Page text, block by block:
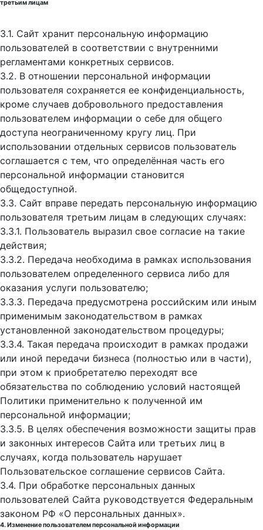
третьим лицам
3.1. Сайт хранит персональную информацию
пользователей в соответствии с внутренними
регламентами конкретных сервисов.
3.2. В отношении персональной информации
пользователя сохраняется ее конфиденциальность,
кроме случаев добровольного предоставления
пользователем информации о себе для общего
доступа неограниченному кругу лиц. При
использовании отдельных сервисов пользователь
соглашается с тем, что определённая часть его
персональной информации становится
общедоступной.
3.3. Сайт вправе передать персональную информацию
пользователя третьим лицам в следующих случаях:
3.3.1. Пользователь выразил свое согласие на такие
действия;
3.3.2. Передача необходима в рамках использования
пользователем определенного сервиса либо для
оказания услуги пользователю;
3.3.3. Передача предусмотрена российским или иным
применимым законодательством в рамках
установленной законодательством процедуры;
3.3.4. Такая передача происходит в рамках продажи
или иной передачи бизнеса (полностью или в части),
при этом к приобретателю переходят все
обязательства по соблюдению условий настоящей
Политики применительно к полученной им
персональной информации;
3.3.5. В целях обеспечения возможности защиты прав
и законных интересов Сайта или третьих лиц в
случаях, когда пользователь нарушает
Пользовательское соглашение сервисов Сайта.
3.4. При обработке персональных данных
пользователей Сайта руководствуется Федеральным
законом РФ «О персональных данных».
4. Изменение пользователем персональной информации